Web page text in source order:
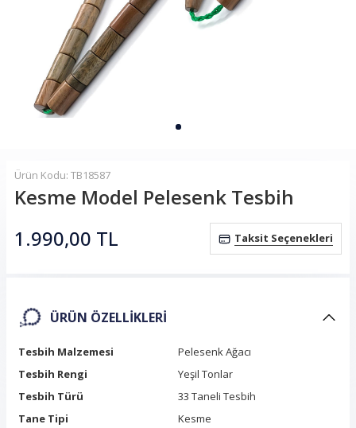
Ürün Kodu: TB18587
Kesme Model Pelesenk Tesbih
1.990,00 TL Taksit Seçenekleri
ÜRÜN ÖZELLIKLERI
Tesbih Malzemesi
Pelesenk Ağacı
Tesbih Rengi
Yeşil Tonlar
Tesbih Türü
33 Taneli Tesbih
Tane Tipi
Kesme